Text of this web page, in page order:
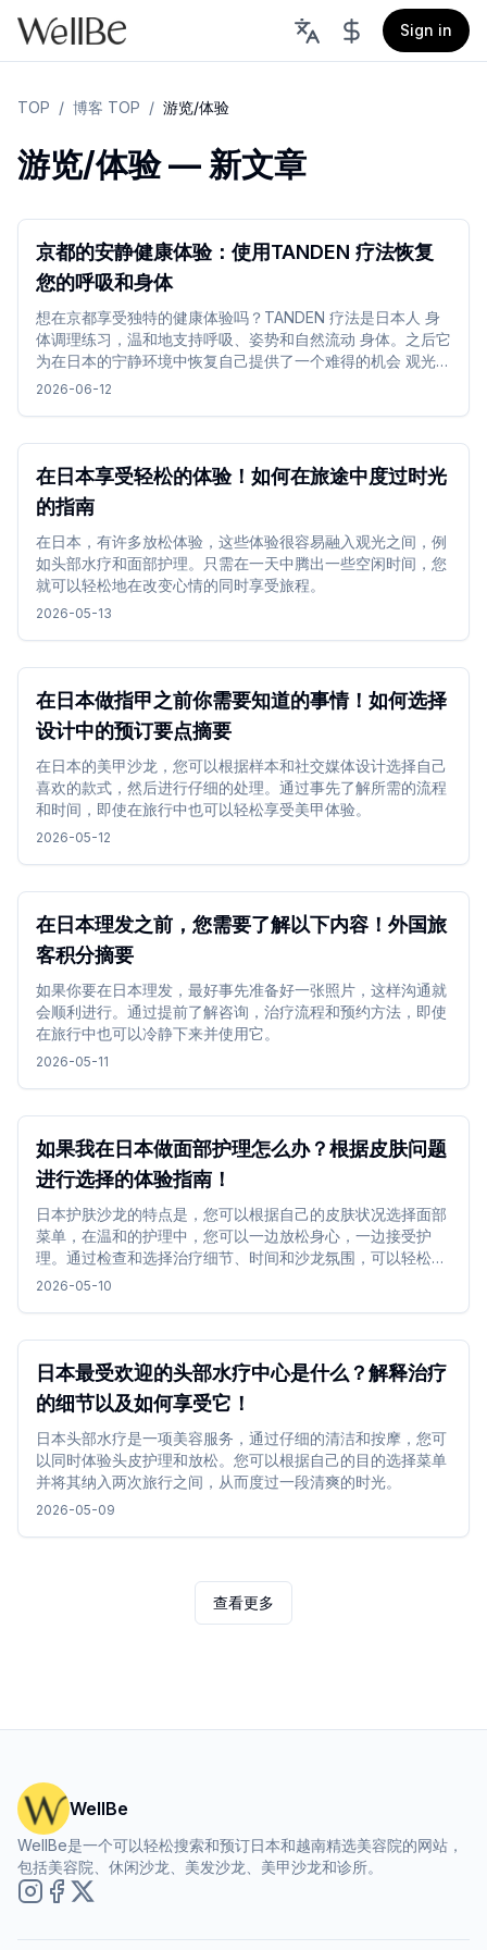
Sign in
TOP / 博客 TOP / 游览/体验
游览/体验 — 新文章
京都的安静健康体验：使用TANDEN 疗法恢复
您的呼吸和身体
想在京都享受独特的健康体验吗？TANDEN 疗法是日本人 身
体调理练习，温和地支持呼吸、姿势和自然流动 身体。之后它
为在日本的宁静环境中恢复自己提供了一个难得的机会 观光或
长途旅行。
2026-06-12
在日本享受轻松的体验！如何在旅途中度过时光
的指南
在日本，有许多放松体验，这些体验很容易融入观光之间，例
如头部水疗和面部护理。只需在一天中腾出一些空闲时间，您
就可以轻松地在改变心情的同时享受旅程。
2026-05-13
在日本做指甲之前你需要知道的事情！如何选择
设计中的预订要点摘要
在日本的美甲沙龙，您可以根据样本和社交媒体设计选择自己
喜欢的款式，然后进行仔细的处理。通过事先了解所需的流程
和时间，即使在旅行中也可以轻松享受美甲体验。
2026-05-12
在日本理发之前，您需要了解以下内容！外国旅
客积分摘要
如果你要在日本理发，最好事先准备好一张照片，这样沟通就
会顺利进行。通过提前了解咨询，治疗流程和预约方法，即使
在旅行中也可以冷静下来并使用它。
2026-05-11
如果我在日本做面部护理怎么办？根据皮肤问题
进行选择的体验指南！
日本护肤沙龙的特点是，您可以根据自己的皮肤状况选择面部
菜单，在温和的护理中，您可以一边放松身心，一边接受护
理。通过检查和选择治疗细节、时间和沙龙氛围，可以轻松地
将其纳入其中，并且您可以在旅行中度过舒适的时光。
2026-05-10
日本最受欢迎的头部水疗中心是什么？解释治疗
的细节以及如何享受它！
日本头部水疗是一项美容服务，通过仔细的清洁和按摩，您可
以同时体验头皮护理和放松。您可以根据自己的目的选择菜单
并将其纳入两次旅行之间，从而度过一段清爽的时光。
2026-05-09
查看更多
WellBe
WellBe是一个可以轻松搜索和预订日本和越南精选美容院的网站，
包括美容院、休闲沙龙、美发沙龙、美甲沙龙和诊所。